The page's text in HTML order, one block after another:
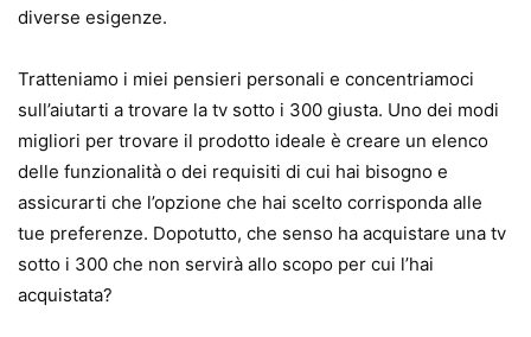
diverse esigenze.
Tratteniamo i miei pensieri personali e concentriamoci
sull’aiutarti a trovare la tv sotto i 300 giusta. Uno dei modi
migliori per trovare il prodotto ideale è creare un elenco
delle funzionalità o dei requisiti di cui hai bisogno e
assicurarti che l’opzione che hai scelto corrisponda alle
tue preferenze. Dopotutto, che senso ha acquistare una tv
sotto i 300 che non servirà allo scopo per cui l’hai
acquistata?